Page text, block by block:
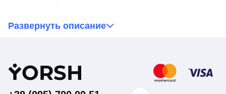
8-10% никеля), которую разрешено использовать в
пара. Материал способен выдерживать нагревание
140°С. Вакуумное напыление PVD - покрытие высокой
прочности, за счет которого изделие приобретает
глубокий матовый цвет.
Развернуть описание
YORSH